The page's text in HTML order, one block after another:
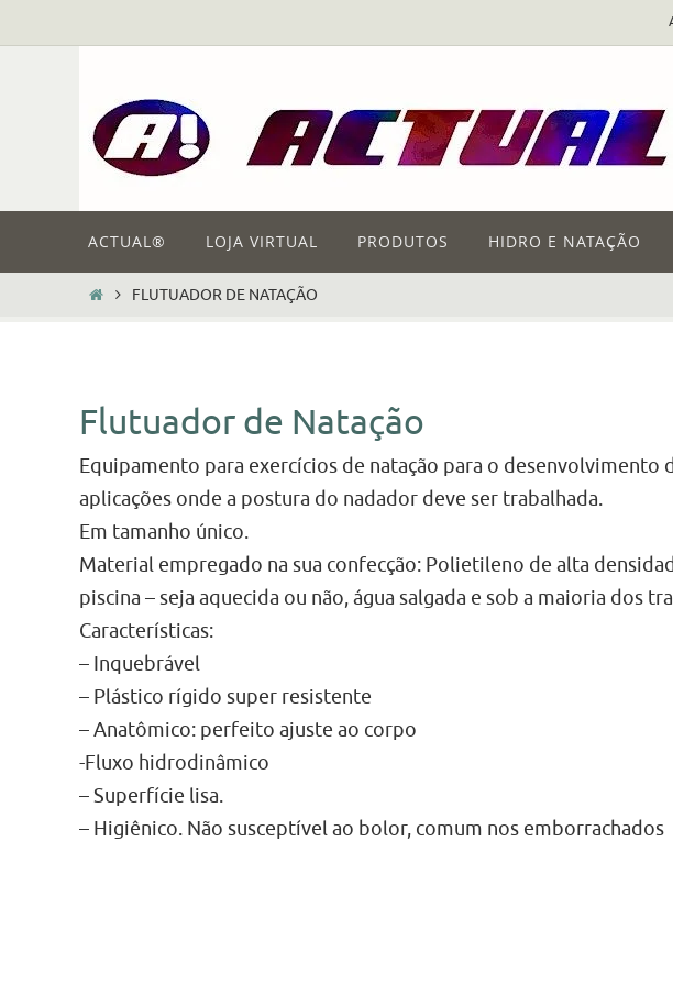
to
content
ACTUAL® LOJA VIRTUAL PRODUTOS HIDRO E NATAÇÃO
HOMEFLUTUADOR DE NATAÇÃO
Flutuador de Natação
Equipamento para exercícios de natação para o desenvolvimento
aplicações onde a postura do nadador deve ser trabalhada.
Em tamanho único.
Material empregado na sua confecção: Polietileno de alta
piscina – seja aquecida ou não, água salgada e sob a maioria dos
Características:
– Inquebrável
– Plástico rígido super resistente
– Anatômico: perfeito ajuste ao corpo
-Fluxo hidrodinâmico
– Superfície lisa.
– Higiênico. Não susceptível ao bolor, comum nos emborrachados